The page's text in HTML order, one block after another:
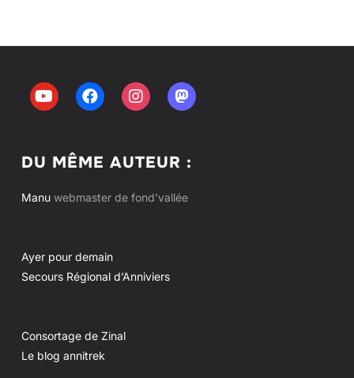
DU MÊME AUTEUR :
Manuwebmaster de fond’vallée
Ayer pour demain
Secours Régional d’Anniviers
Consortage de Zinal
Le blog annitrek